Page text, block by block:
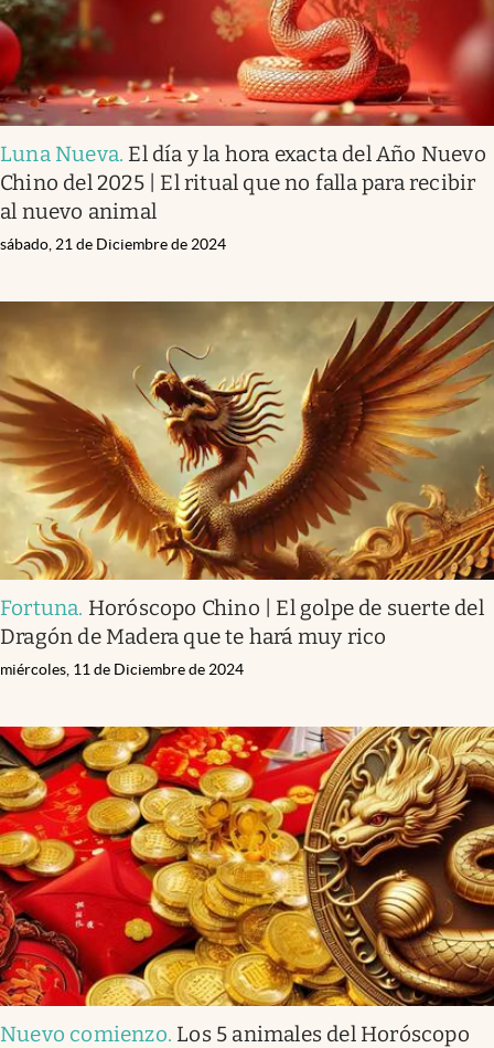
Luna Nueva. El día y la hora exacta del Año Nuevo
Chino del 2025 | El ritual que no falla para recibir
al nuevo animal
sábado, 21 de Diciembre de 2024
Fortuna. Horóscopo Chino | El golpe de suerte del
Dragón de Madera que te hará muy rico
miércoles, 11 de Diciembre de 2024
Nuevo comienzo. Los 5 animales del Horóscopo